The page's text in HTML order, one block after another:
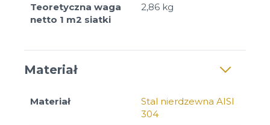
Teoretyczna waga
netto 1 m2 siatki
2,86 kg
Materiał
Materiał
Stal nierdzewna AISI
304